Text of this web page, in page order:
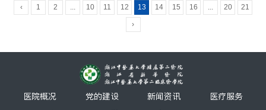
‹ 1 2 10 11 12 13 14 15 16 20 21
›
医院概况 党的建设 新闻资讯
医疗服务